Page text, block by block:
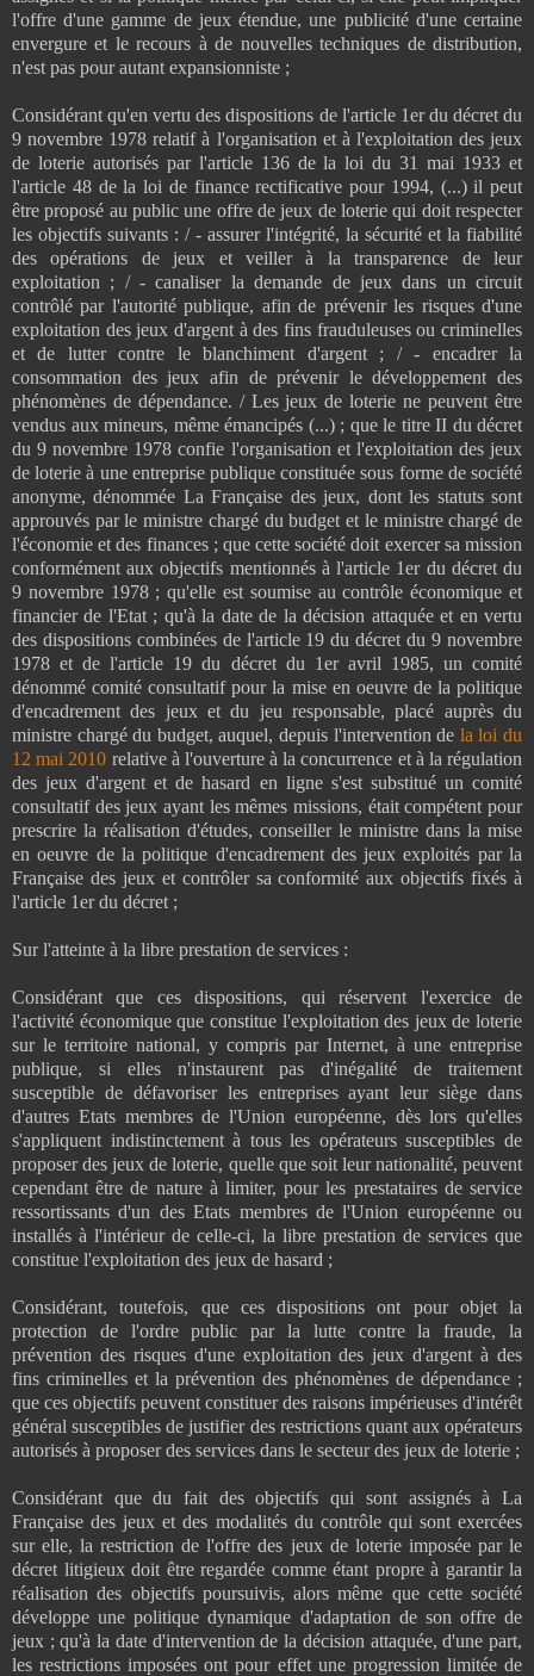
l'offre d'une gamme de jeux étendue, une publicité d'une certaine
envergure et le recours à de nouvelles techniques de distribution,
n'est pas pour autant expansionniste ;
Considérant qu'en vertu des dispositions de l'article 1er du décret du
9 novembre 1978 relatif à l'organisation et à l'exploitation des jeux
de loterie autorisés par l'article 136 de la loi du 31 mai 1933 et
l'article 48 de la loi de finance rectificative pour 1994, (...) il peut
être proposé au public une offre de jeux de loterie qui doit respecter
les objectifs suivants : / - assurer l'intégrité, la sécurité et la fiabilité
des opérations de jeux et veiller à la transparence de leur
exploitation ; / - canaliser la demande de jeux dans un circuit
contrôlé par l'autorité publique, afin de prévenir les risques d'une
exploitation des jeux d'argent à des fins frauduleuses ou criminelles
et de lutter contre le blanchiment d'argent ; / - encadrer la
consommation des jeux afin de prévenir le développement des
phénomènes de dépendance. / Les jeux de loterie ne peuvent être
vendus aux mineurs, même émancipés (...) ; que le titre II du décret
du 9 novembre 1978 confie l'organisation et l'exploitation des jeux
de loterie à une entreprise publique constituée sous forme de société
anonyme, dénommée La Française des jeux, dont les statuts sont
approuvés par le ministre chargé du budget et le ministre chargé de
l'économie et des finances ; que cette société doit exercer sa mission
conformément aux objectifs mentionnés à l'article 1er du décret du
9 novembre 1978 ; qu'elle est soumise au contrôle économique et
financier de l'Etat ; qu'à la date de la décision attaquée et en vertu
des dispositions combinées de l'article 19 du décret du 9 novembre
1978 et de l'article 19 du décret du 1er avril 1985, un comité
dénommé comité consultatif pour la mise en oeuvre de la politique
d'encadrement des jeux et du jeu responsable, placé auprès du
ministre chargé du budget, auquel, depuis l'intervention de la loi du
12 mai 2010 relative à l'ouverture à la concurrence et à la régulation
des jeux d'argent et de hasard en ligne s'est substitué un comité
consultatif des jeux ayant les mêmes missions, était compétent pour
prescrire la réalisation d'études, conseiller le ministre dans la mise
en oeuvre de la politique d'encadrement des jeux exploités par la
Française des jeux et contrôler sa conformité aux objectifs fixés à
l'article 1er du décret ;
Sur l'atteinte à la libre prestation de services :
Considérant que ces dispositions, qui réservent l'exercice de
l'activité économique que constitue l'exploitation des jeux de loterie
sur le territoire national, y compris par Internet, à une entreprise
publique, si elles n'instaurent pas d'inégalité de traitement
susceptible de défavoriser les entreprises ayant leur siège dans
d'autres Etats membres de l'Union européenne, dès lors qu'elles
s'appliquent indistinctement à tous les opérateurs susceptibles de
proposer des jeux de loterie, quelle que soit leur nationalité, peuvent
cependant être de nature à limiter, pour les prestataires de service
ressortissants d'un des Etats membres de l'Union européenne ou
installés à l'intérieur de celle-ci, la libre prestation de services que
constitue l'exploitation des jeux de hasard ;
Considérant, toutefois, que ces dispositions ont pour objet la
protection de l'ordre public par la lutte contre la fraude, la
prévention des risques d'une exploitation des jeux d'argent à des
fins criminelles et la prévention des phénomènes de dépendance ;
que ces objectifs peuvent constituer des raisons impérieuses d'intérêt
général susceptibles de justifier des restrictions quant aux opérateurs
autorisés à proposer des services dans le secteur des jeux de loterie ;
Considérant que du fait des objectifs qui sont assignés à La
Française des jeux et des modalités du contrôle qui sont exercées
sur elle, la restriction de l'offre des jeux de loterie imposée par le
décret litigieux doit être regardée comme étant propre à garantir la
réalisation des objectifs poursuivis, alors même que cette société
développe une politique dynamique d'adaptation de son offre de
jeux ; qu'à la date d'intervention de la décision attaquée, d'une part,
les restrictions imposées ont pour effet une progression limitée de